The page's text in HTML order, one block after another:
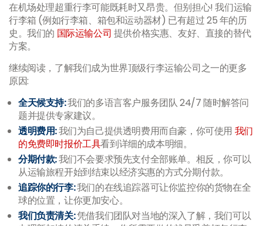
在机场处理超重行李可能既耗时又昂贵。但别担心! 我们运输
行李箱 (例如行李箱、箱包和运动器材) 已有超过 25 年的历
史。我们的 国际运输公司 提供价格实惠、友好、直接的替代
方案。
继续阅读，了解我们成为世界顶级行李运输公司之一的更多
原因:
全天候支持:我们的多语言客户服务团队 24/7 随时解答问
题并提供专家建议。
透明费用:我们为自己提供透明费用而自豪，你可使用 我们
的免费即时报价工具看到详细的成本明细。
分期付款:我们不会要求预先支付全部账单。相反，你可以
从运输旅程开始到结束以经济实惠的方式分期付款。
追踪你的行李:我们的在线追踪器可让你监控你的货物在全
球的位置，让你更加安心。
我们负责清关:凭借我们团队对当地的深入了解，我们可以